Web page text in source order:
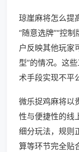
琼崖麻将怎么提
“随意选牌”“控
户反映其他玩家
型”的情况。这
术手段实现不平
微乐捉鸡麻将以
性与便捷性的线
细分玩法，规则
算等环节完全贴